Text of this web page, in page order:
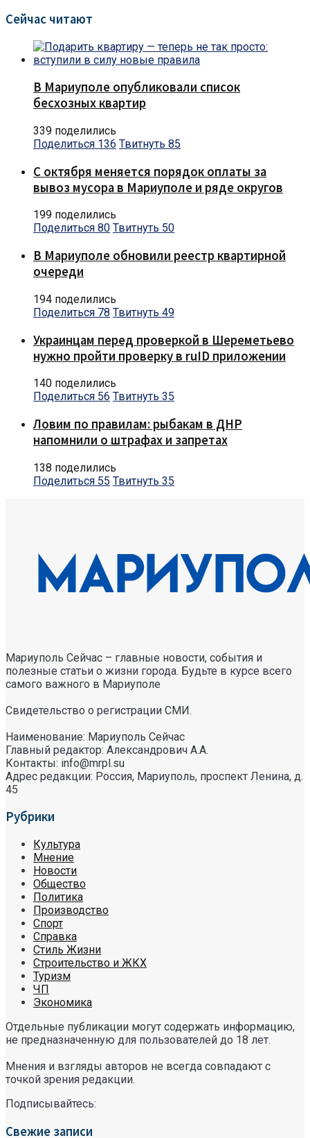
Сейчас читают
В Мариуполе опубликовали список
бесхозных квартир
339 поделились
Поделиться 136 Твитнуть 85
С октября меняется порядок оплаты за
вывоз мусора в Мариуполе и ряде округов
199 поделились
Поделиться 80 Твитнуть 50
В Мариуполе обновили реестр квартирной
очереди
194 поделились
Поделиться 78 Твитнуть 49
Украинцам перед проверкой в Шереметьево
нужно пройти проверку в ruID приложении
140 поделились
Поделиться 56 Твитнуть 35
Ловим по правилам: рыбакам в ДНР
напомнили о штрафах и запретах
138 поделились
Поделиться 55 Твитнуть 35
Мариуполь Сейчас – главные новости, события и
полезные статьи о жизни города. Будьте в курсе всего
самого важного в Мариуполе
Свидетельство о регистрации СМИ.
Наименование: Мариуполь Сейчас
Главный редактор: Александрович А.А.
Контакты: info@mrpl.su
Адрес редакции: Россия, Мариуполь, проспект Ленина, д.
45
Рубрики
Культура
Мнение
Новости
Общество
Политика
Производство
Спорт
Справка
Стиль Жизни
Строительство и ЖКХ
Туризм
ЧП
Экономика
Отдельные публикации могут содержать информацию,
не предназначенную для пользователей до 18 лет.
Мнения и взгляды авторов не всегда совпадают с
точкой зрения редакции.
Подписывайтесь:
Свежие записи